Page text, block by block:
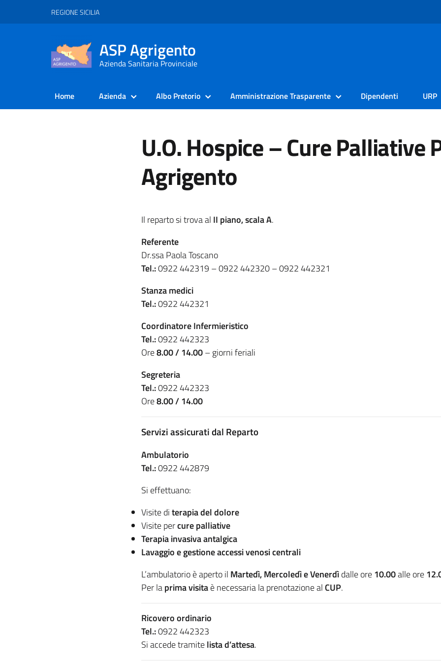
REGIONE SICILIA
ASP Agrigento
Azienda Sanitaria Provinciale
Home Azienda Albo Pretorio Amministrazione Trasparente Dipendenti URP
U.O. Hospice – Cure Palliative
Agrigento
Il reparto si trova al II piano, scala A.
Referente
Dr.ssa Paola Toscano
Tel.:0922 442319 – 0922 442320 – 0922 442321
Stanza medici
Tel.:0922 442321
Coordinatore Infermieristico
Tel.:0922 442323
Ore8.00 / 14.00– giorni feriali
Segreteria
Tel.:0922 442323
Ore8.00 / 14.00
Servizi assicurati dal Reparto
Ambulatorio
Tel.:0922 442879
Si effettuano:
Visite diterapia del dolore
Visite percure palliative
Terapia invasiva antalgica
Lavaggio e gestione accessi venosi centrali
L’ambulatorio è aperto il Martedì, Mercoledì e Venerdìdalle ore10.00alle ore
Per laprima visitaè necessaria la prenotazione al CUP.
Ricovero ordinario
Tel.:0922 442323
Si accede tramitelista d’attesa.